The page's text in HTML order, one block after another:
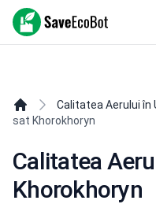
SaveEcoBot
Calitatea Aerului în
sat Khorokhoryn
Calitatea
Khorokhoryn